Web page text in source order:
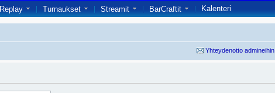
Replay Turnaukset Streamit BarCraftit Kalenteri
Yhteydenotto admineihin